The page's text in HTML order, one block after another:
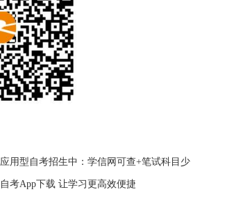
应用型自考招生中：学信网可查+笔试科目少
自考App下载 让学习更高效便捷